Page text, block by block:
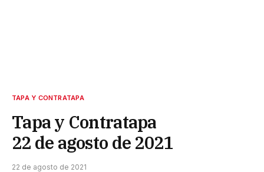
TAPA Y CONTRATAPA
Tapa y Contratapa
22 de agosto de 2021
22 de agosto de 2021